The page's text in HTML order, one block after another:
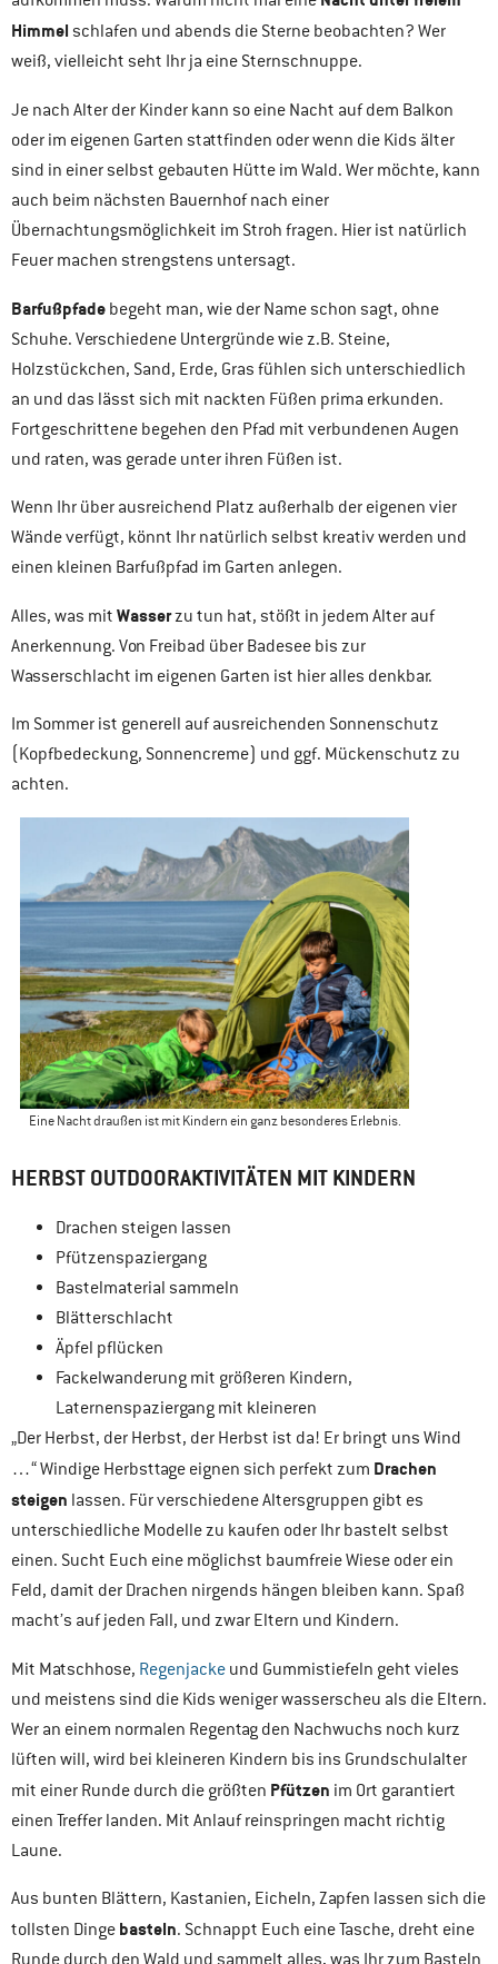
Himmel schlafen und abends die Sterne beobachten? Wer
weiß, vielleicht seht Ihr ja eine Sternschnuppe.
Je nach Alter der Kinder kann so eine Nacht auf dem Balkon
oder im eigenen Garten stattfinden oder wenn die Kids älter
sind in einer selbst gebauten Hütte im Wald. Wer möchte, kann
auch beim nächsten Bauernhof nach einer
Übernachtungsmöglichkeit im Stroh fragen. Hier ist natürlich
Feuer machen strengstens untersagt.
Barfußpfade begeht man, wie der Name schon sagt, ohne
Schuhe. Verschiedene Untergründe wie z.B. Steine,
Holzstückchen, Sand, Erde, Gras fühlen sich unterschiedlich
an und das lässt sich mit nackten Füßen prima erkunden.
Fortgeschrittene begehen den Pfad mit verbundenen Augen
und raten, was gerade unter ihren Füßen ist.
Wenn Ihr über ausreichend Platz außerhalb der eigenen vier
Wände verfügt, könnt Ihr natürlich selbst kreativ werden und
einen kleinen Barfußpfad im Garten anlegen.
Alles, was mit Wasserzu tun hat, stößt in jedem Alter auf
Anerkennung. Von Freibad über Badesee bis zur
Wasserschlacht im eigenen Garten ist hier alles denkbar.
Im Sommer ist generell auf ausreichenden Sonnenschutz
(Kopfbedeckung, Sonnencreme) und ggf. Mückenschutz zu
achten.
Eine Nacht draußen ist mit Kindern ein ganz besonderes Erlebnis.
HERBST OUTDOORAKTIVITÄTEN MIT KINDERN
Drachen steigen lassen
Pfützenspaziergang
Bastelmaterial sammeln
Blätterschlacht
Äpfel pflücken
Fackelwanderung mit größeren Kindern,
Laternenspaziergang mit kleineren
„Der Herbst, der Herbst, der Herbst ist da! Er bringt uns Wind
…“ Windige Herbsttage eignen sich perfekt zum Drachen
steigen lassen. Für verschiedene Altersgruppen gibt es
unterschiedliche Modelle zu kaufen oder Ihr bastelt selbst
einen. Sucht Euch eine möglichst baumfreie Wiese oder ein
Feld, damit der Drachen nirgends hängen bleiben kann. Spaß
macht’s auf jeden Fall, und zwar Eltern und Kindern.
Mit Matschhose, Regenjacke und Gummistiefeln geht vieles
und meistens sind die Kids weniger wasserscheu als die Eltern.
Wer an einem normalen Regentag den Nachwuchs noch kurz
lüften will, wird bei kleineren Kindern bis ins Grundschulalter
mit einer Runde durch die größten Pfützen im Ort garantiert
einen Treffer landen. Mit Anlauf reinspringen macht richtig
Laune.
Aus bunten Blättern, Kastanien, Eicheln, Zapfen lassen sich die
tollsten Dinge basteln. Schnappt Euch eine Tasche, dreht eine
Runde durch den Wald und sammelt alles, was Ihr zum Basteln